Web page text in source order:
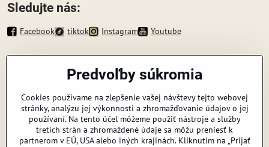
Sledujte nás:
Facebook tiktok Instagram Youtube
Zavoláme vám späť
Váš telefón*
Predvoľby súkromia
Cookies používame na zlepšenie vašej návštevy tejto webovej
stránky, analýzu jej výkonnosti a zhromažďovanie údajov o jej
používaní. Na tento účel môžeme použiť nástroje a služby
tretích strán a zhromaždené údaje sa môžu preniesť k
partnerom v EÚ, USA alebo iných krajinách. Kliknutím na „Prijať